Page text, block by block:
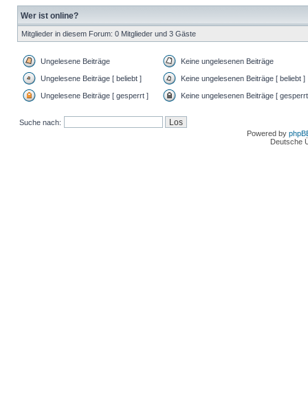
Wer ist online?
Mitglieder in diesem Forum: 0 Mitglieder und 3 Gäste
Ungelesene Beiträge Keine ungelesenen Beiträge
Ungelesene Beiträge [ beliebt ] Keine ungelesenen Beiträge [ beliebt ]
Ungelesene Beiträge [ gesperrt ] Keine ungelesenen Beiträge [
Suche nach:
Powered by
Deutsche